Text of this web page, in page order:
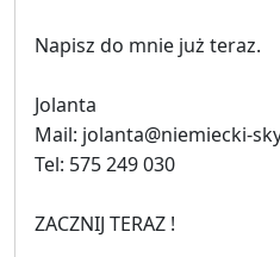
Napisz do mnie już teraz.
Jolanta
Mail: jolanta@niemiecki-
Tel: 575 249 030
ZACZNIJ TERAZ !